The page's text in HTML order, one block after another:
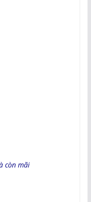
còn mãi